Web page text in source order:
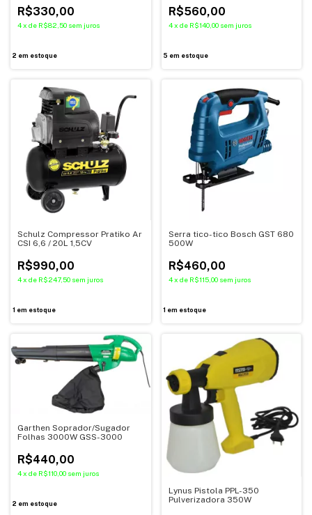
R$330,00
4x de R$82,50 sem juros
2 em estoque
R$560,00
4 x de R$140,00 sem juros
5 em estoque
Schulz Compressor Pratiko Ar
CSI 6,6 / 20L 1,5CV
R$990,00
4x de R$247,50 sem juros
1 em estoque
Serra tico-tico Bosch GST 680
500W
R$460,00
4 x de R$115,00 sem juros
1 em estoque
Garthen Soprador/Sugador
Folhas 3000W GSS-3000
R$440,00
4x de R$110,00 sem juros
2 em estoque
Lynus Pistola PPL-350
Pulverizadora 350W